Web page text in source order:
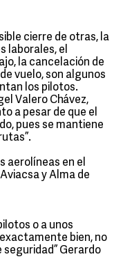
cierre de otras, la
laborales, el
la cancelación de
vuelo, son algunos
los pilotos.
Valero Chávez,
a pesar de que el
pues se mantiene
aerolíneas en el
y Alma de
o a unos
bien, no
Gerardo